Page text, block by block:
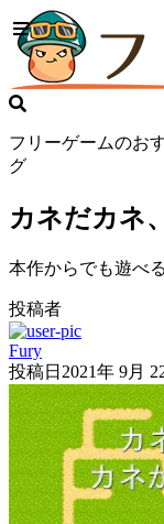
フリーゲームのお
グ
カネだカネ
本作からでも遊べ
投稿者
Fury
投稿日 2021年 9月